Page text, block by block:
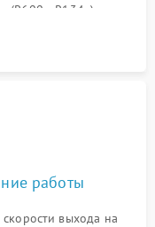
(R600a, R134a) по
давления в системе.
работы
выхода на